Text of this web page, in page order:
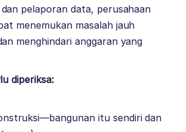
pelaporan data, perusahaan
menemukan masalah jauh
menghindari anggaran yang
diperiksa:
itu sendiri dan